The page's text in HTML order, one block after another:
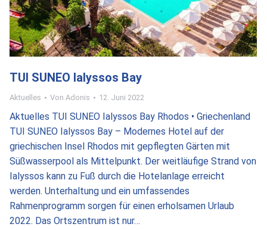
TUI SUNEO Ialyssos Bay
Aktuelles Von Adonis 12. Juni 2022
Aktuelles TUI SUNEO Ialyssos Bay Rhodos • Griechenland
TUI SUNEO Ialyssos Bay – Modernes Hotel auf der
griechischen Insel Rhodos mit gepflegten Gärten mit
Süßwasserpool als Mittelpunkt. Der weitläufige Strand von
Ialyssos kann zu Fuß durch die Hotelanlage erreicht
werden. Unterhaltung und ein umfassendes
Rahmenprogramm sorgen für einen erholsamen Urlaub
2022. Das Ortszentrum ist nur…